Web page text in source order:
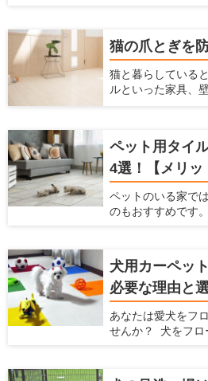
ペットがお部屋を
で、とても便利で
品を紹介するとと
れざるメリット、
します。
ますし便利です。
がソファを購入す
合わせて選ぶ必要
ペットと快適に使
入れ方法、おすす
猫の爪とぎを
猫と暮らしている
ルといった家具、
の爪とぎを防止す
つ腰壁をご紹介し
立てるときの参考
ペット用タイ
4選！【メリッ
ペットのいる家で
のもおすすめです
いったデメリット
ペットを飼ってい
ようなメリットや
なタイルを選べば
に、おすすめのタ
を飼っていて、床
犬用カーペッ
必要な理由と
あなたは愛犬をフ
せんか？ 犬をフロ
の足音、フローリ